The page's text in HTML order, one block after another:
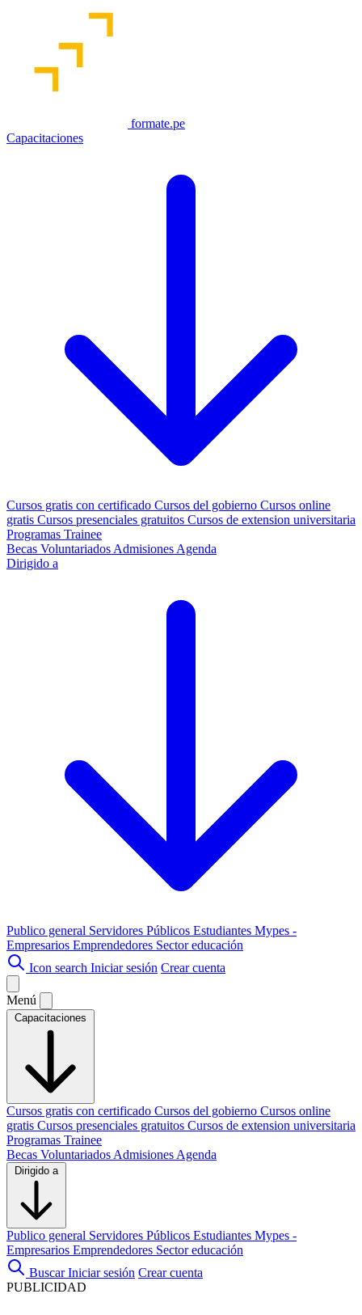
formate.pe
Capacitaciones
Cursos gratis con certificado Cursos del gobierno Cursos online
gratis Cursos presenciales gratuitos Cursos de extension universitaria
Programas Trainee
Becas Voluntariados Admisiones Agenda
Dirigido a
Publico general Servidores Públicos Estudiantes Mypes -
Empresarios Emprendedores Sector educación
Icon search Iniciar sesión Crear cuenta
Menú
Capacitaciones
Cursos gratis con certificado Cursos del gobierno Cursos online
gratis Cursos presenciales gratuitos Cursos de extension universitaria
Programas Trainee
Becas Voluntariados Admisiones Agenda
Dirigido a
Publico general Servidores Públicos Estudiantes Mypes -
Empresarios Emprendedores Sector educación
Buscar Iniciar sesión Crear cuenta
PUBLICIDAD